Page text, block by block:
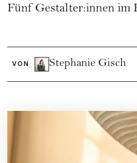
Fünf Gestalter:innen im
VON Stephanie Gisch